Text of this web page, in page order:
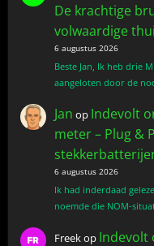
De krachtige
volwaardige
6 augustus 2026
Beste Jan, Ik heb drie
aangeloten door de
Jan op Indevolt
meter – Plug &
6 augustus 2026
Ik had inderdaad
noemde die NOM-
Freekop Indevolt